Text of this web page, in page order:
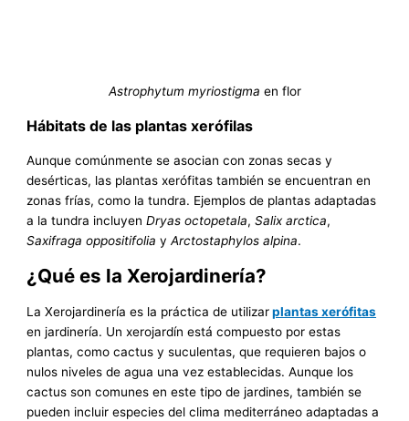
Astrophytum myriostigma en flor
Hábitats de las plantas xerófilas
Aunque comúnmente se asocian con zonas secas y
desérticas, las plantas xerófitas también se encuentran en
zonas frías, como la tundra. Ejemplos de plantas adaptadas
a la tundra incluyenDryas octopetala,Salix arctica,
Saxifraga oppositifolia yArctostaphylos alpina.
¿Qué es la Xerojardinería?
La Xerojardinería es la práctica de utilizarplantas xerófitas
en jardinería. Un xerojardín está compuesto por estas
plantas, como cactus y suculentas, que requieren bajos o
nulos niveles de agua una vez establecidas. Aunque los
cactus son comunes en este tipo de jardines, también se
pueden incluir especies del clima mediterráneo adaptadas a